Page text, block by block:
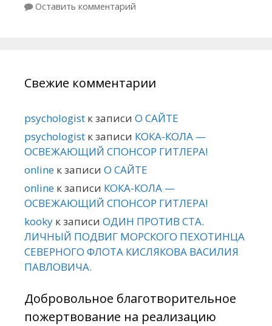
Оставить комментарий
Свежие комментарии
psychologist к записи О САЙТЕ
psychologist к записи КОКА-КОЛА —
ОСВЕЖАЮЩИЙ СПОНСОР ГИТЛЕРА!
online к записи О САЙТЕ
online к записи КОКА-КОЛА —
ОСВЕЖАЮЩИЙ СПОНСОР ГИТЛЕРА!
kooky к записи ОДИН ПРОТИВ СТА.
ЛИЧНЫЙ ПОДВИГ МОРСКОГО ПЕХОТИНЦА
СЕВЕРНОГО ФЛОТА КИСЛЯКОВА ВАСИЛИЯ
ПАВЛОВИЧА.
Добровольное благотворительное
пожертвование на реализацию